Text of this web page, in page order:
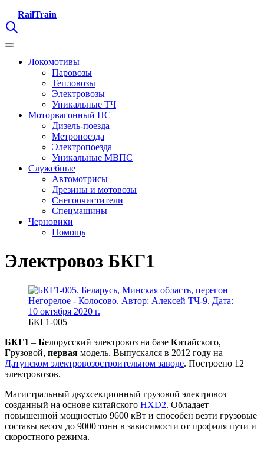
RailTrain
Локомотивы
Паровозы
Тепловозы
Электровозы
Уникальные ТЧ
Моторвагонный ПС
Дизель-поезда
Метропоезда
Электропоезда
Уникальные МВПС
Служебные
Автомотрисы
Дрезины и мотовозы
Снегоочистители
Спецмашины
Черновики
Помощь
Электровоз БКГ1
БКГ1-005
БКГ1 – Белорусский электровоз на базе Китайского,
Грузовой, первая модель. Выпускался в 2012 году на
Датунском электровозостроительном заводе. Построено 12
электровозов.
Магистральный двухсекционный грузовой электровоз
созданный на основе китайского HXD2. Обладает
повышенной мощностью 9600 кВт и способен везти грузовые
составы весом до 9000 тонн в зависимости от профиля пути и
скоростного режима.